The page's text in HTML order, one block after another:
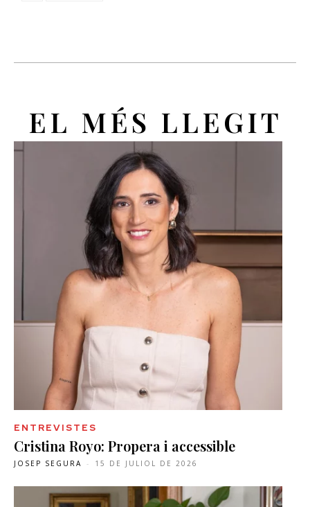
EL MÉS LLEGIT
ENTREVISTES
Cristina Royo: Propera i accessible
JOSEP SEGURA - 15 DE JULIOL DE 2026